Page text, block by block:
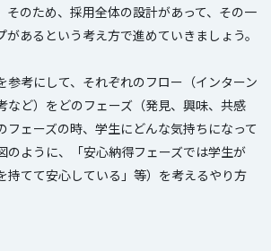
そのため、採用全体の設計があって、その一
あるという考え方で進めていきましょう。
参考にして、それぞれのフロー（インターン
など）をどのフェーズ（発見、興味、共感
フェーズの時、学生にどんな気持ちになって
のように、「安心納得フェーズでは学生が
持てて安心している」等）を考えるやり方